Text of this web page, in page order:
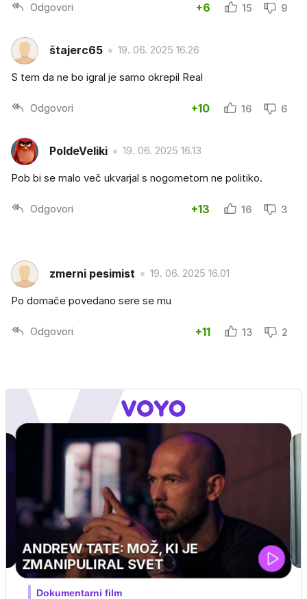
Odgovori +6 15 9
štajerc65 19. 06. 2025 16.26
S tem da ne bo igral je samo okrepil Real
Odgovori +10 16 6
PoldeVeliki 19. 06. 2025 16.13
Pob bi se malo več ukvarjal s nogometom ne politiko.
Odgovori +13 16 3
zmerni pesimist 19. 06. 2025 16.01
Po domače povedano sere se mu
Odgovori +11 13 2